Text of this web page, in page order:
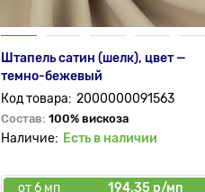
Штапель сатин (шелк), цвет —
темно-бежевый
2000000091563
Состав: 100% вискоза
Есть в наличии
от 6 мп
194.35 р/мп